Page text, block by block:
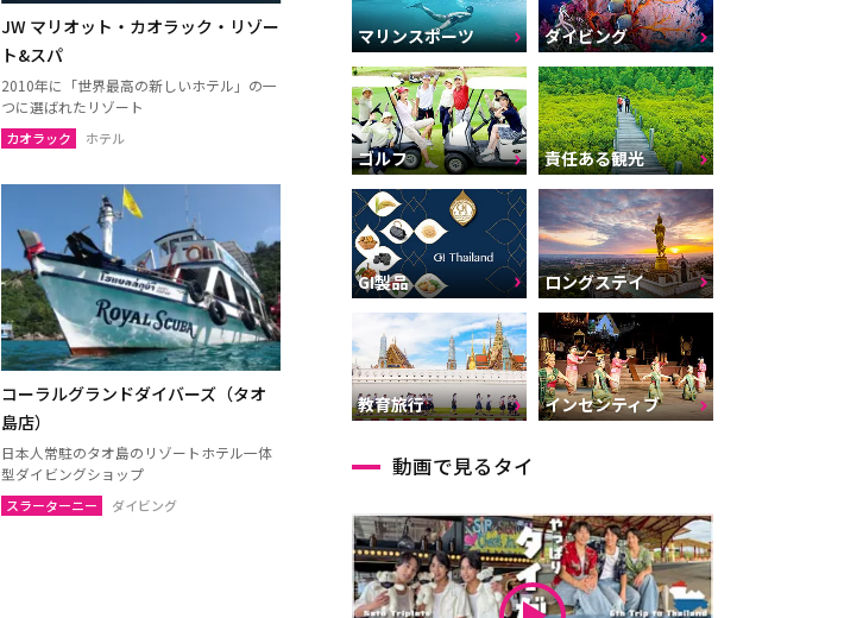
JW マリオット・カオラック・リゾー
ト&スパ
2010年に「世界最高の新しいホテル」の一
つに選ばれたリゾート
カオラック ホテル
コーラルグランドダイバーズ（タオ
島店）
日本人常駐のタオ島のリゾートホテル一体
型ダイビングショップ
スラーターニー ダイビング
マリンスポーツ ダイビング
ゴルフ 責任ある観光
GI製品 ロングステイ
教育旅行 インセンティブ
動画で見るタイ